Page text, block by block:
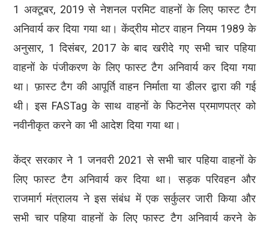
1 अक्टूबर, 2019 से नेशनल परमिट वाहनों के लिए फास्ट टैग
अनिवार्य कर दिया गया था। केंद्रीय मोटर वाहन नियम 1989 के
अनुसार, 1 दिसंबर, 2017 के बाद खरीदे गए सभी चार पहिया
वाहनों के पंजीकरण के लिए फास्ट टैग अनिवार्य कर दिया गया
था। फ़ास्ट टैग की आपूर्ति वाहन निर्माता या डीलर द्वारा की गई
थी। इस FASTag के साथ वाहनों के फिटनेस प्रमाणपत्र को
नवीनीकृत करने का भी आदेश दिया गया था।
केंद्र सरकार ने 1 जनवरी 2021 से सभी चार पहिया वाहनों के
लिए फास्ट टैग अनिवार्य कर दिया था। सड़क परिवहन और
राजमार्ग मंत्रालय ने इस संबंध में एक सर्कुलर जारी किया और
सभी चार पहिया वाहनों के लिए फास्ट टैग अनिवार्य करने के